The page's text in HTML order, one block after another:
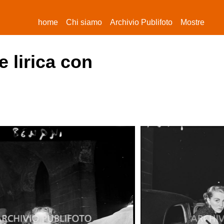
home(current)
Chi siamo Archivio Publifoto Mostre
lirica con